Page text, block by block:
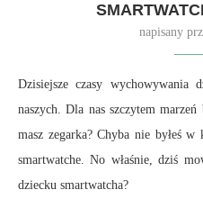
napisany
Dzisiejsze czasy wychowywania
naszych. Dla nas szczytem
masz zegarka? Chyba nie byłeś
smartwatche. No właśnie, dziś
dziecku smartwatcha?